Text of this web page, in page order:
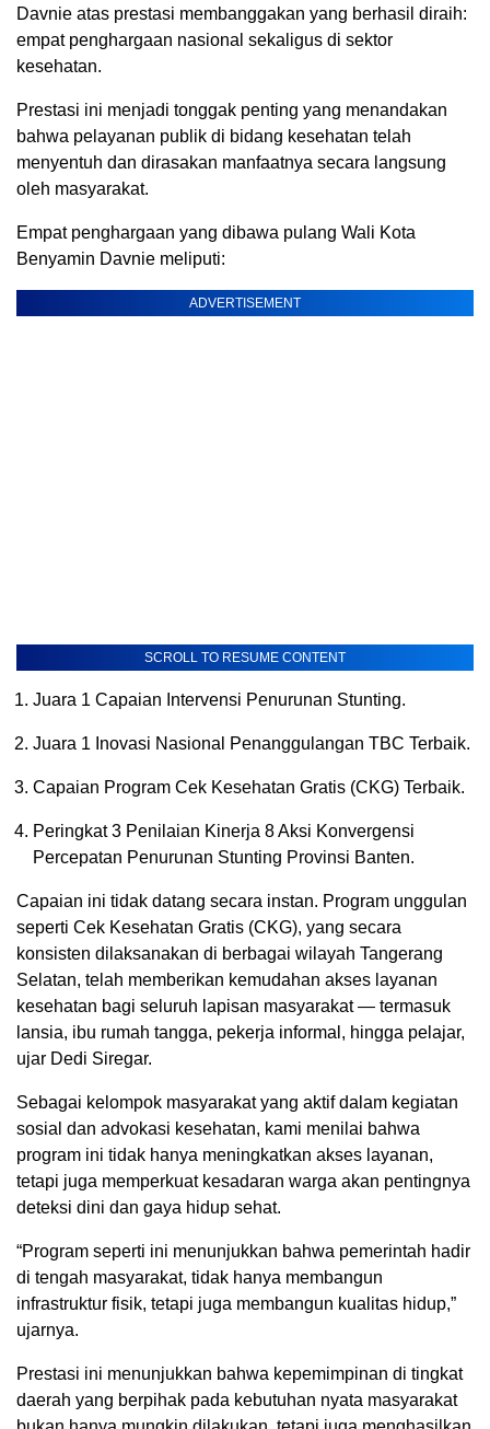
Davnie atas prestasi membanggakan yang berhasil diraih:
empat penghargaan nasional sekaligus di sektor
kesehatan.
Prestasi ini menjadi tonggak penting yang menandakan
bahwa pelayanan publik di bidang kesehatan telah
menyentuh dan dirasakan manfaatnya secara langsung
oleh masyarakat.
Empat penghargaan yang dibawa pulang Wali Kota
Benyamin Davnie meliputi:
ADVERTISEMENT
SCROLL TO RESUME CONTENT
Juara 1 Capaian Intervensi Penurunan Stunting.
Juara 1 Inovasi Nasional Penanggulangan TBC Terbaik.
Capaian Program Cek Kesehatan Gratis (CKG) Terbaik.
Peringkat 3 Penilaian Kinerja 8 Aksi Konvergensi
Percepatan Penurunan Stunting Provinsi Banten.
Capaian ini tidak datang secara instan. Program unggulan
seperti Cek Kesehatan Gratis (CKG), yang secara
konsisten dilaksanakan di berbagai wilayah Tangerang
Selatan, telah memberikan kemudahan akses layanan
kesehatan bagi seluruh lapisan masyarakat — termasuk
lansia, ibu rumah tangga, pekerja informal, hingga pelajar,
ujar Dedi Siregar.
Sebagai kelompok masyarakat yang aktif dalam kegiatan
sosial dan advokasi kesehatan, kami menilai bahwa
program ini tidak hanya meningkatkan akses layanan,
tetapi juga memperkuat kesadaran warga akan pentingnya
deteksi dini dan gaya hidup sehat.
“Program seperti ini menunjukkan bahwa pemerintah hadir
di tengah masyarakat, tidak hanya membangun
infrastruktur fisik, tetapi juga membangun kualitas hidup,”
ujarnya.
Prestasi ini menunjukkan bahwa kepemimpinan di tingkat
daerah yang berpihak pada kebutuhan nyata masyarakat